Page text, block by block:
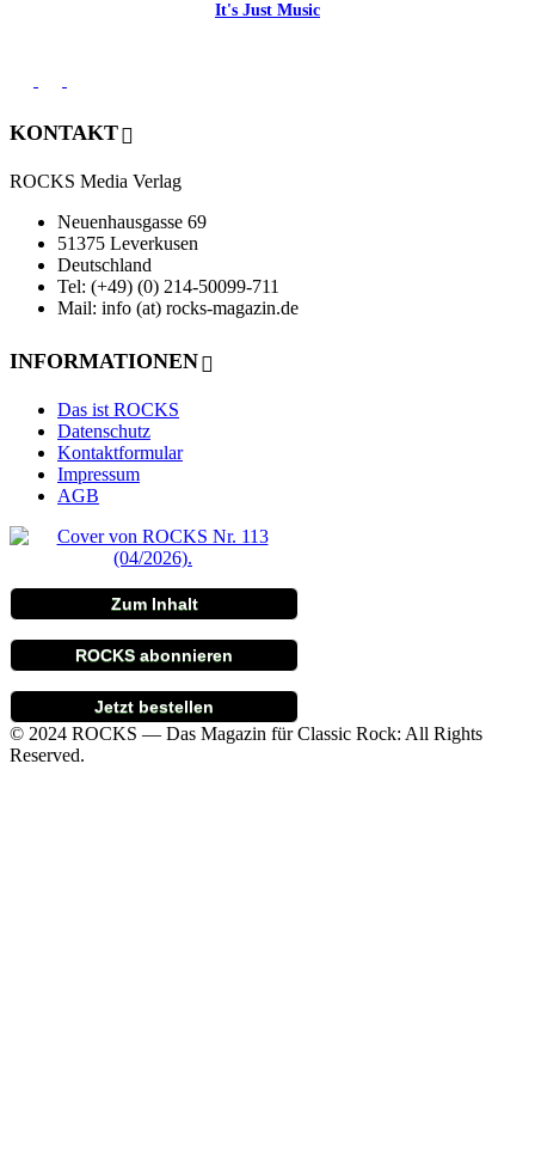
It's Just Music
KONTAKT
ROCKS Media Verlag
Neuenhausgasse 69
51375 Leverkusen
Deutschland
Tel: (+49) (0) 214-50099-711
Mail: info (at) rocks-magazin.de
INFORMATIONEN
Das ist ROCKS
Datenschutz
Kontaktformular
Impressum
AGB
Zum Inhalt
ROCKS abonnieren
Jetzt bestellen
© 2024 ROCKS — Das Magazin für Classic Rock: All Rights
Reserved.